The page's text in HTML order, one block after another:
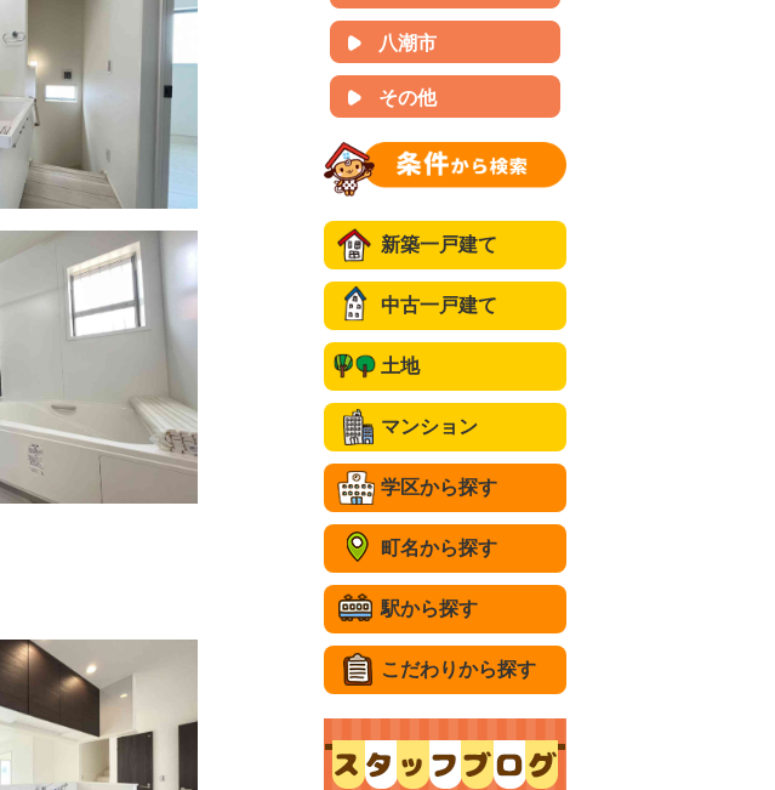
八潮市
その他
新築一戸建て
中古一戸建て
土地
マンション
学区から探す
町名から探す
駅から探す
こだわりから探す